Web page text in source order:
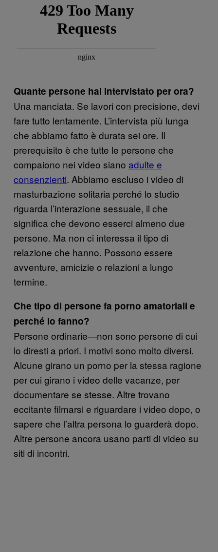
Quante persone hai intervistato per ora?
Una manciata. Se lavori con precisione, devi
fare tutto lentamente. L’intervista più lunga
che abbiamo fatto è durata sei ore. Il
prerequisito è che tutte le persone che
compaiono nei video siano adulte e
consenzienti. Abbiamo escluso i video di
masturbazione solitaria perché lo studio
riguarda l’interazione sessuale, il che
significa che devono esserci almeno due
persone. Ma non ci interessa il tipo di
relazione che hanno. Possono essere
avventure, amicizie o relazioni a lungo
termine.
Che tipo di persone fa porno amatoriali e
perché lo fanno?
Persone ordinarie—non sono persone di cui
lo diresti a priori. I motivi sono molto diversi.
Alcune girano un porno per la stessa ragione
per cui girano i video delle vacanze, per
documentare se stesse. Altre trovano
eccitante filmarsi e riguardare i video dopo, o
sapere che l’altra persona lo guarderà dopo.
Altre persone ancora usano parti di video su
siti di incontri.